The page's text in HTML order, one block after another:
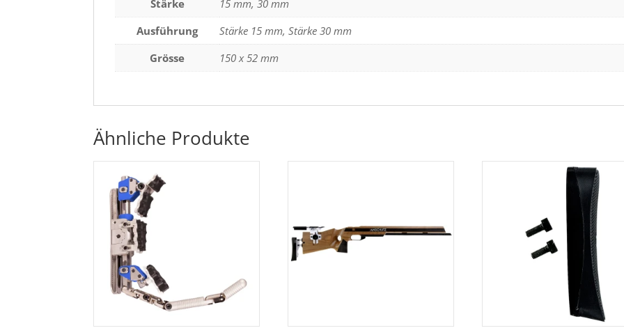
Stärke
15 mm, 30 mm
Ausführung
Stärke 15 mm, Stärke 30 mm
Grösse
150 x 52 mm
Ähnliche Produkte